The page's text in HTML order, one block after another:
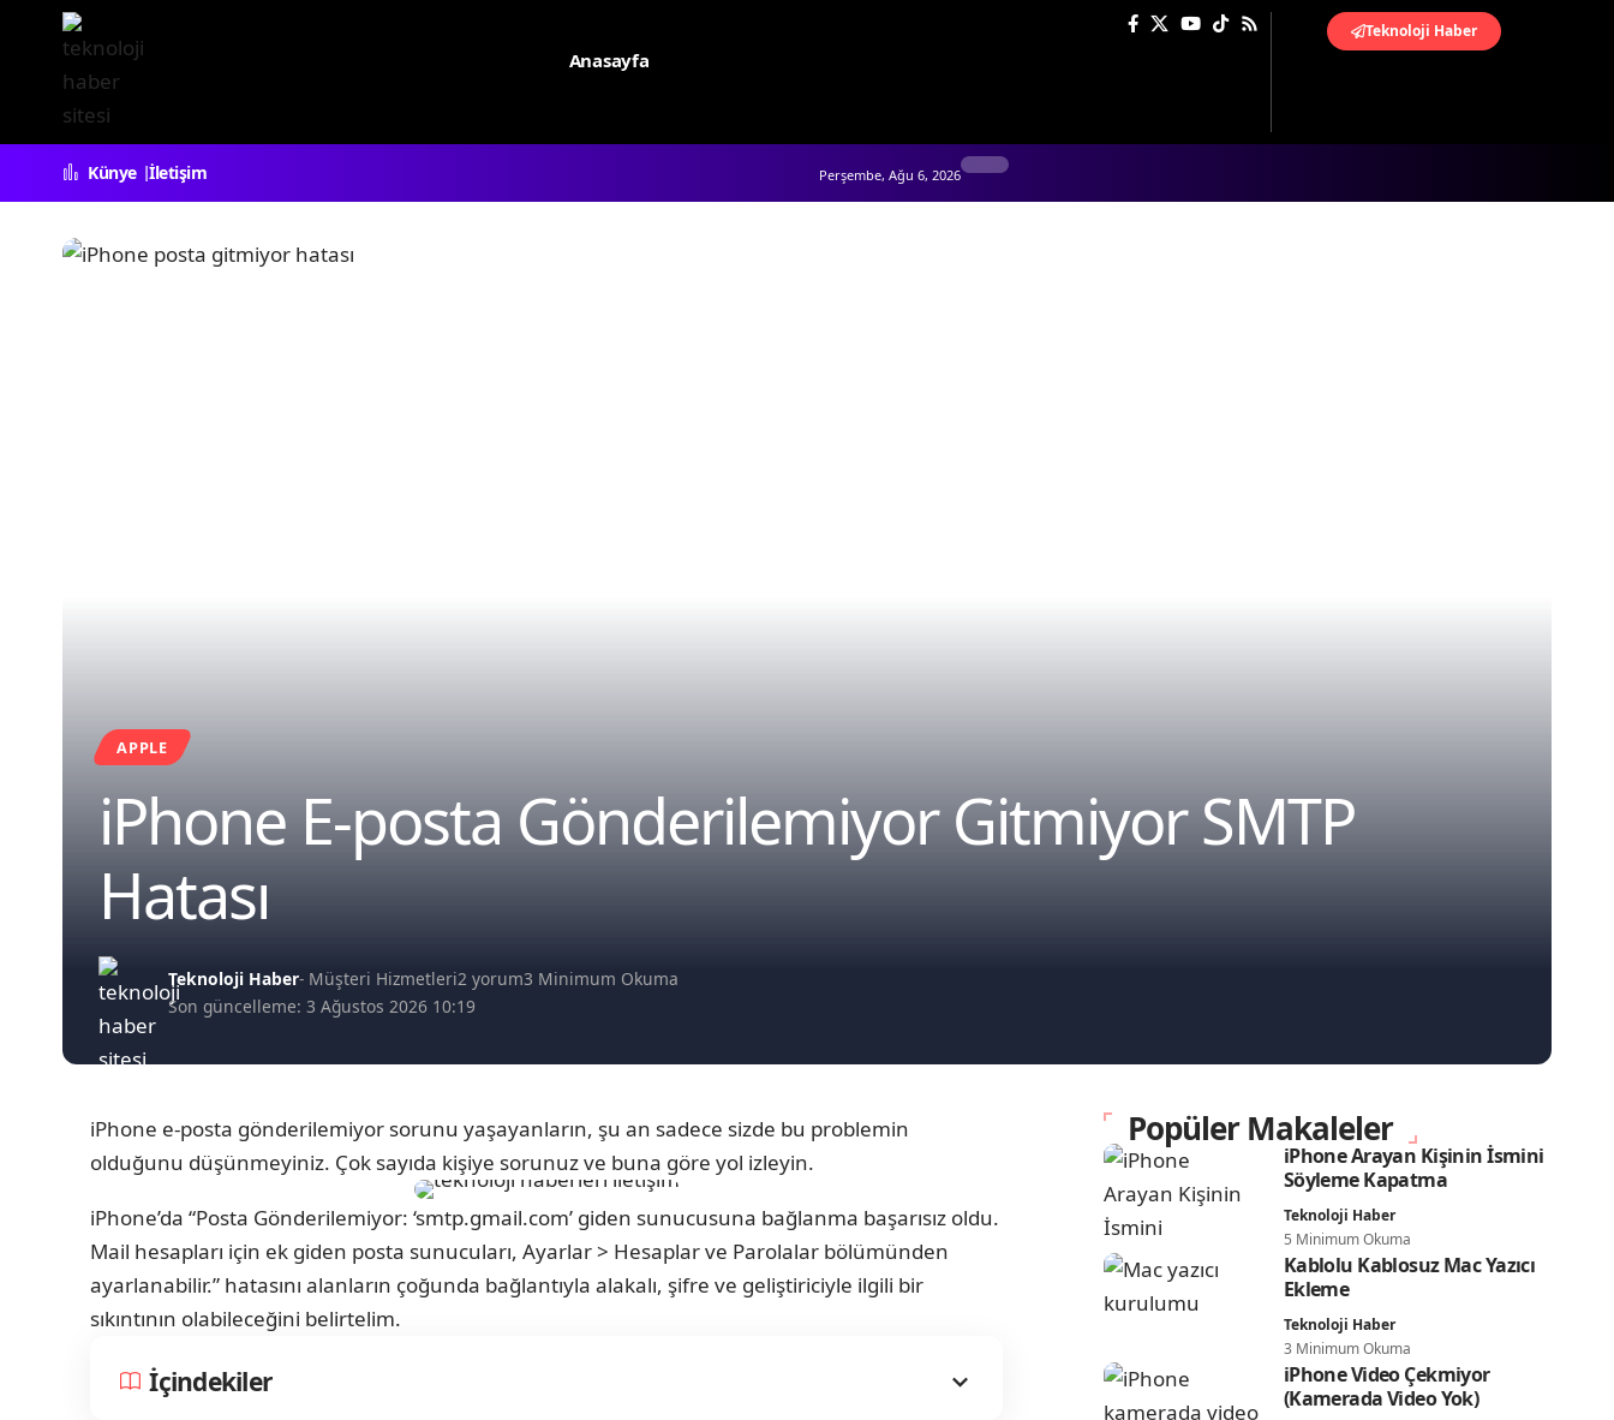
Anasayfa
Teknoloji Haber
Künye İletişim Perşembe, Ağu 6, 2026
APPLE
iPhone E-posta Gönderilemiyor Gitmiyor SMTP
Hatası
Son güncelleme: 3 Ağustos 2026 10:19
Teknoloji Haber- Müşteri Hizmetleri2 yorum3 Minimum Okuma
iPhone e-posta gönderilemiyor sorunu yaşayanların, şu an sadece sizde bu problemin
olduğunu düşünmeyiniz. Çok sayıda kişiye sorunuz ve buna göre yol izleyin.
iPhone’da “Posta Gönderilemiyor: ‘smtp.gmail.com’ giden sunucusuna bağlanma başarısız oldu.
Mail hesapları için ek giden posta sunucuları, Ayarlar > Hesaplar ve Parolalar bölümünden
ayarlanabilir.” hatasını alanların çoğunda bağlantıyla alakalı, şifre ve geliştiriciyle ilgili bir
sıkıntının olabileceğini belirtelim.
İçindekiler
Popüler Makaleler
iPhone Arayan Kişinin İsmini
Söyleme Kapatma
Teknoloji Haber
5 Minimum Okuma
Kablolu Kablosuz Mac Yazıcı
Ekleme
Teknoloji Haber
3 Minimum Okuma
iPhone Video Çekmiyor
(Kamerada Video Yok)